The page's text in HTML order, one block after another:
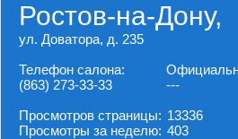
Ростов-на-Дону,
ул. Доватора, д. 235
Телефон салона:
(863) 273-33-33
---
Просмотров страницы:
Просмотры за неделю:
13336
403